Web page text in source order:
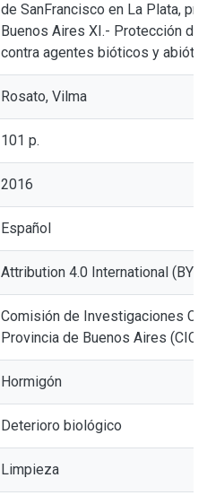
de SanFrancisco en La Plata,
Buenos Aires XI.- Protección de
contra agentes bióticos y
Rosato, Vilma
101 p.
2016
Español
Attribution 4.0 International (BY
Comisión de Investigaciones
Provincia de Buenos Aires
Hormigón
Deterioro biológico
Limpieza